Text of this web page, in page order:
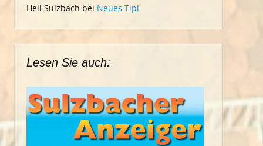
Heil Sulzbach bei Neues Tipi
Lesen Sie auch: